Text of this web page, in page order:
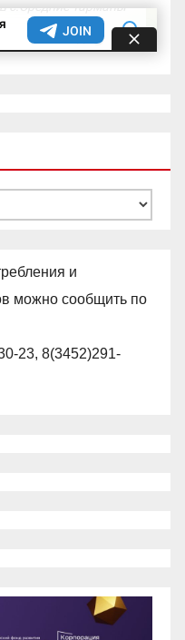
и
можно сообщить по
23, 8(3452)291-